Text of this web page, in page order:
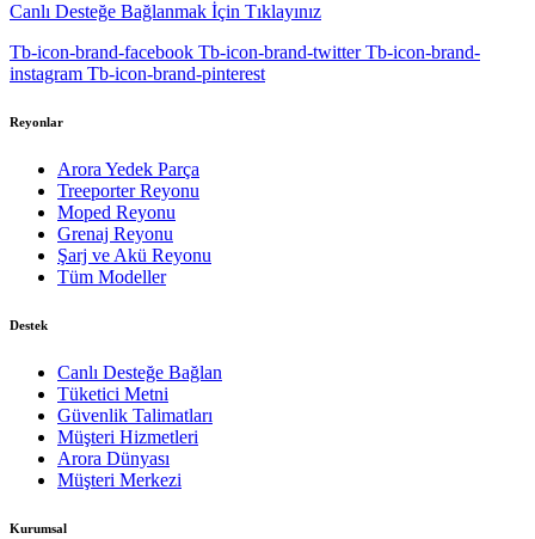
Canlı Desteğe Bağlanmak İçin Tıklayınız
Tb-icon-brand-facebook Tb-icon-brand-twitter Tb-icon-brand-
instagram Tb-icon-brand-pinterest
Reyonlar
Arora Yedek Parça
Treeporter Reyonu
Moped Reyonu
Grenaj Reyonu
Şarj ve Akü Reyonu
Tüm Modeller
Destek
Canlı Desteğe Bağlan
Tüketici Metni
Güvenlik Talimatları
Müşteri Hizmetleri
Arora Dünyası
Müşteri Merkezi
Kurumsal